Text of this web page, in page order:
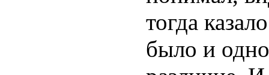
тогда
было и